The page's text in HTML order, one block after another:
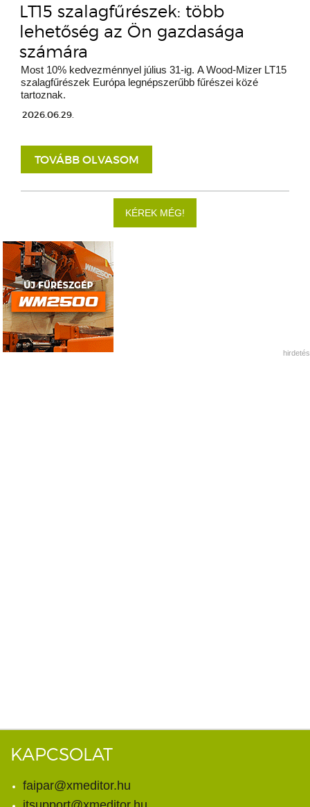
LT15 szalagfűrészek: több
lehetőség az Ön gazdasága
számára
Most 10% kedvezménnyel július 31-ig. A Wood-Mizer LT15
szalagfűrészek Európa legnépszerűbb fűrészei közé
tartoznak.
2026.06.29.
TOVÁBB OLVASOM
KÉREK MÉG!
hirdetés
KAPCSOLAT
faipar@xmeditor.hu